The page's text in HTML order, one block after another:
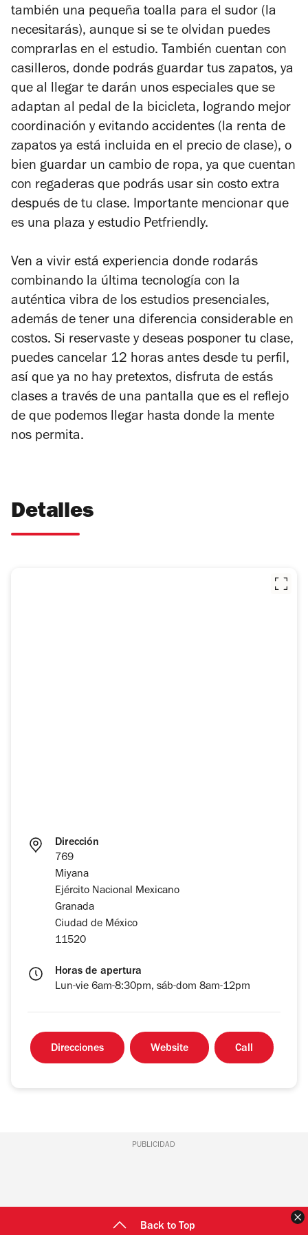
también una pequeña toalla para el sudor (la
necesitarás), aunque si se te olvidan puedes
comprarlas en el estudio. También cuentan con
casilleros, donde podrás guardar tus zapatos, ya
que al llegar te darán unos especiales que se
adaptan al pedal de la bicicleta, logrando mejor
coordinación y evitando accidentes (la renta de
zapatos ya está incluida en el precio de clase), o
bien guardar un cambio de ropa, ya que cuentan
con regaderas que podrás usar sin costo extra
después de tu clase. Importante mencionar que
es una plaza y estudio Petfriendly.
Ven a vivir está experiencia donde rodarás
combinando la última tecnología con la
auténtica vibra de los estudios presenciales,
además de tener una diferencia considerable en
costos. Si reservaste y deseas posponer tu clase,
puedes cancelar 12 horas antes desde tu perfil,
así que ya no hay pretextos, disfruta de estás
clases a través de una pantalla que es el reflejo
de que podemos llegar hasta donde la mente
nos permita.
Detalles
Dirección
769
Miyana
Ejército Nacional Mexicano
Granada
Ciudad de México
11520
Horas de apertura
Lun-vie 6am-8:30pm, sáb-dom 8am-12pm
Direcciones Website Call
PUBLICIDAD
Back to Top